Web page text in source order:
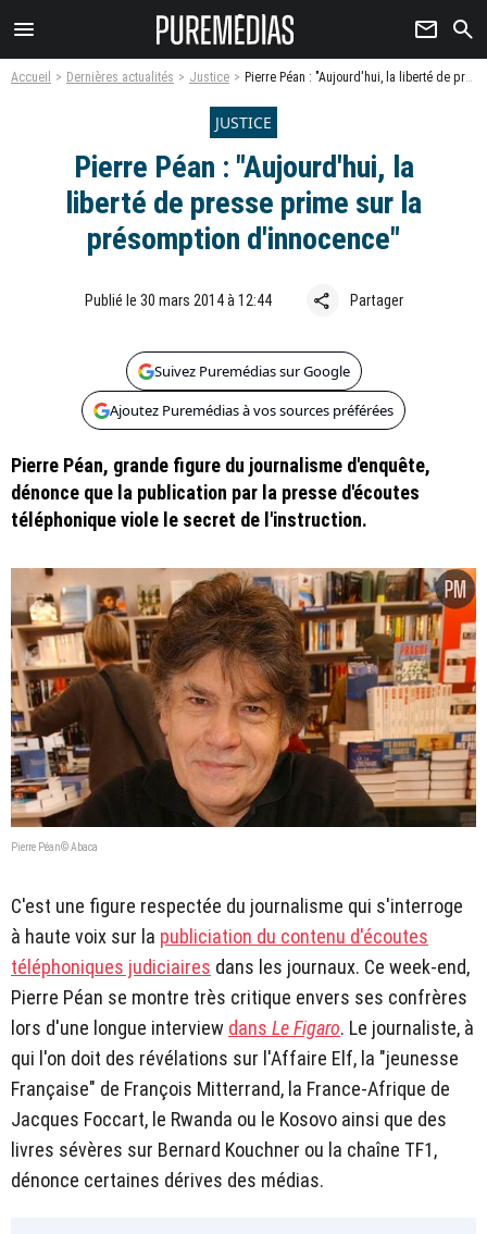
menu newsletter search
Accueil Dernières actualités Justice Pierre Péan : "Aujourd'hui, la liberté de presse prime sur la présomption d'innocence"
JUSTICE
Pierre Péan : "Aujourd'hui, la
liberté de presse prime sur la
présomption d'innocence"
Publié le 30 mars 2014 à 12:44 share Partager
Suivez Puremédias sur Google
Ajoutez Puremédias à vos sources préférées
Pierre Péan, grande figure du journalisme d'enquête,
dénonce que la publication par la presse d'écoutes
téléphonique viole le secret de l'instruction.
Pierre Péan© Abaca
C'est une figure respectée du journalisme qui s'interroge
à haute voix sur la publiciation du contenu d'écoutes
téléphoniques judiciaires dans les journaux. Ce week-end,
Pierre Péan se montre très critique envers ses confrères
lors d'une longue interview dans Le Figaro. Le journaliste, à
qui l'on doit des révélations sur l'Affaire Elf, la "jeunesse
Française" de François Mitterrand, la France-Afrique de
Jacques Foccart, le Rwanda ou le Kosovo ainsi que des
livres sévères sur Bernard Kouchner ou la chaîne TF1,
dénonce certaines dérives des médias.